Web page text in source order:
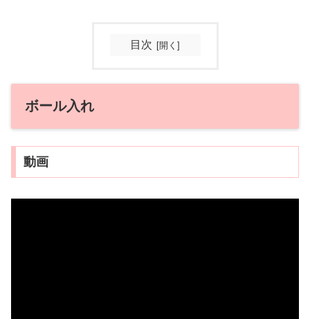
目次
ボール入れ
動画